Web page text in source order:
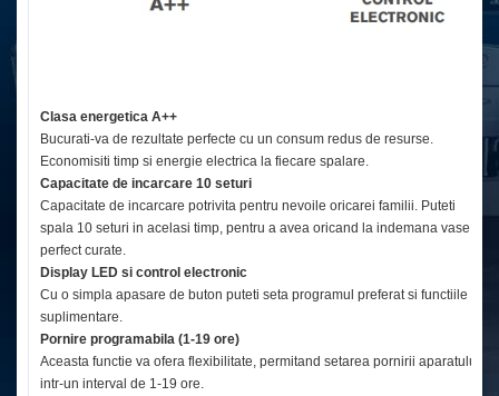
Clasa energetica A++
Bucurati-va de rezultate perfecte cu un consum redus de resurse.
Economisiti timp si energie electrica la fiecare spalare.
Capacitate de incarcare 10 seturi
Capacitate de incarcare potrivita pentru nevoile oricarei familii. Puteti
spala 10 seturi in acelasi timp, pentru a avea oricand la indemana vase
perfect curate.
Display LED si control electronic
Cu o simpla apasare de buton puteti seta programul preferat si functiile
suplimentare.
Pornire programabila (1-19 ore)
Aceasta functie va ofera flexibilitate, permitand setarea pornirii aparatului
intr-un interval de 1-19 ore.